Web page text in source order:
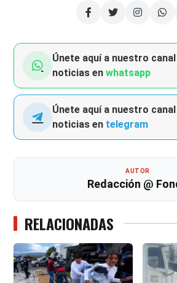
Únete aquí a nuestro
noticias enwhatsapp
Únete aquí a nuestro
noticias en telegram
AUTOR
Redacción @
RELACIONADAS